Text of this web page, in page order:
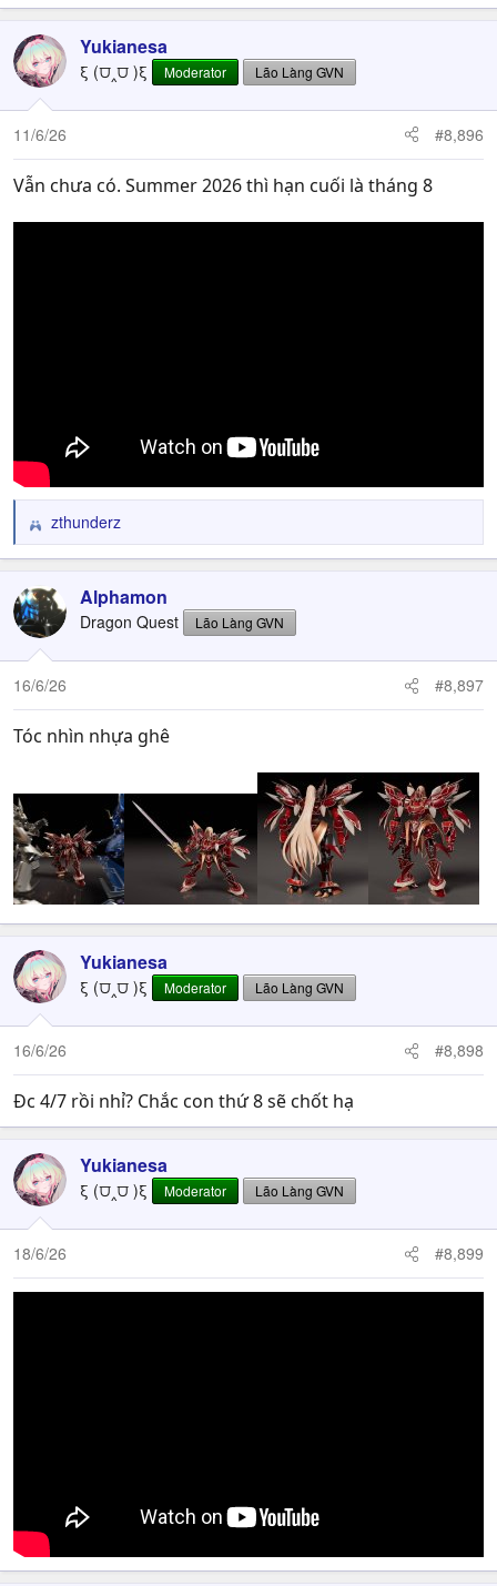
Yukianesa
ξ (⩌‸⩌ )ξ Moderator Lão Làng GVN
11/6/26 #8,896
Vẫn chưa có. Summer 2026 thì hạn cuối là tháng 8
R
e
c
t
i
o
n
zthunderz
Alphamon
Dragon Quest Lão Làng GVN
16/6/26 #8,897
Tóc nhìn nhựa ghê
Yukianesa
ξ (⩌‸⩌ )ξ Moderator Lão Làng GVN
16/6/26 #8,898
Đc 4/7 rồi nhỉ? Chắc con thứ 8 sẽ chốt hạ
Yukianesa
ξ (⩌‸⩌ )ξ Moderator Lão Làng GVN
18/6/26 #8,899